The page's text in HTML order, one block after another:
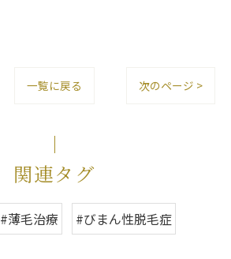
一覧に戻る 次のページ >
関連タグ
#薄毛治療 #びまん性脱毛症